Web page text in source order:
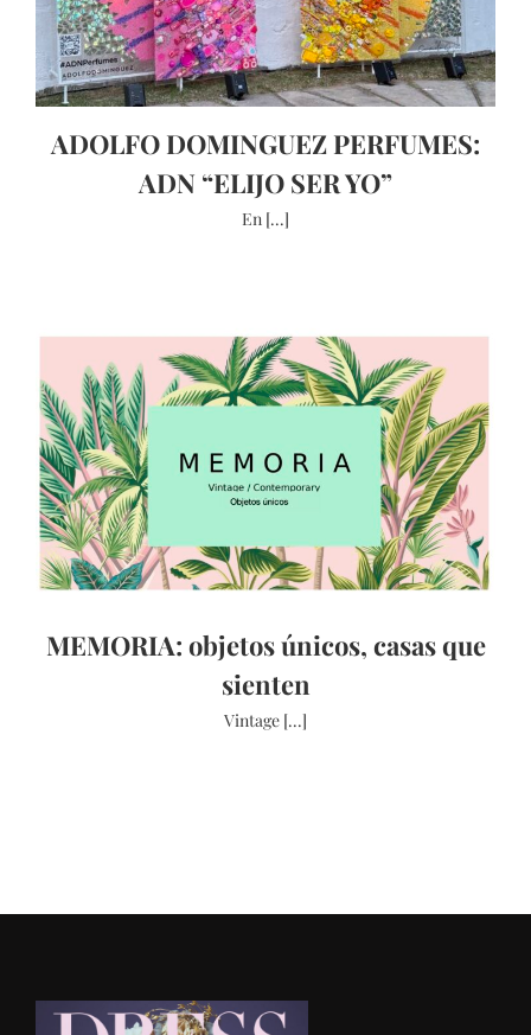
ADOLFO DOMINGUEZ PERFUMES:
ADN “ELIJO SER YO”
En [...]
MEMORIA: objetos únicos, casas que
sienten
Vintage [...]